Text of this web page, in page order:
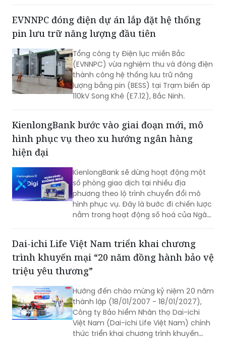
nhiều hơn vào khả năng đồng hành
của nhà phát triển trong suốt hành
EVNNPC đóng điện dự án lắp đặt hệ thống
pin lưu trữ năng lượng đầu tiên
Tổng công ty Điện lực miền Bắc
(EVNNPC) vừa nghiệm thu và đóng điện
thành công hệ thống lưu trữ năng
lượng bằng pin (BESS) tại Trạm biến áp
110kV Song Khê (E7.12), Bắc Ninh.
KienlongBank bước vào giai đoạn mới, mô
hình phục vụ theo xu hướng ngân hàng
hiện đại
KienlongBank sẽ dừng hoạt động một
số phòng giao dịch tại nhiều địa
phương theo lộ trình chuyển đổi mô
hình phục vụ. Đây là bước đi chiến lược
nằm trong hoạt động số hoá của Ngân
tại hơn 100 điểm giao dịch được triển
khai trong thời gian qua.
Dai-ichi Life Việt Nam triển khai chương
trình khuyến mại “20 năm đồng hành bảo vệ
triệu yêu thương”
Hướng đến chào mừng kỷ niệm 20 năm
thành lập (18/01/2007 - 18/01/2027),
Công ty Bảo hiểm Nhân thọ Dai-ichi
Việt Nam (Dai-ichi Life Việt Nam) chính
thức triển khai chương trình khuyến